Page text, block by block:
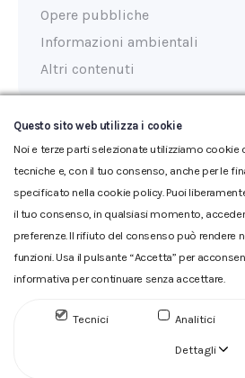
Opere pubbliche
Informazioni ambientali
Altri contenuti
Ultimo aggiornamento: 20/12/
Glossario|Privacy|Cookie|
fiscale 00304790538 (P.IVA) già
Questo sito web utilizza i cookie
Noi e terze parti selezionate utilizziamo
tecniche e, con il tuo consenso, anche per le
specificato nella cookie policy. Puoi
il tuo consenso, in qualsiasi momento,
preferenze. Il rifiuto del consenso può rendere
funzioni. Usa il pulsante “Accetta” per
informativa per continuare senza accettare.
Tecnici Analitici
Dettagli